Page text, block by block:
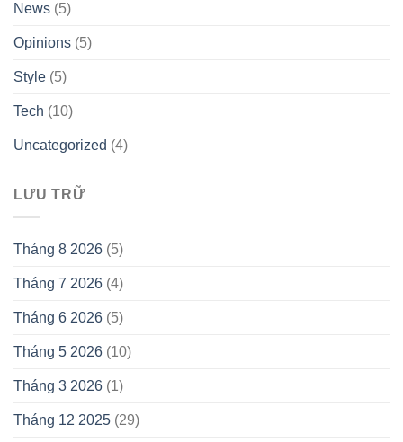
News (5)
Opinions (5)
Style (5)
Tech (10)
Uncategorized (4)
LƯU TRỮ
Tháng 8 2026 (5)
Tháng 7 2026 (4)
Tháng 6 2026 (5)
Tháng 5 2026 (10)
Tháng 3 2026 (1)
Tháng 12 2025 (29)